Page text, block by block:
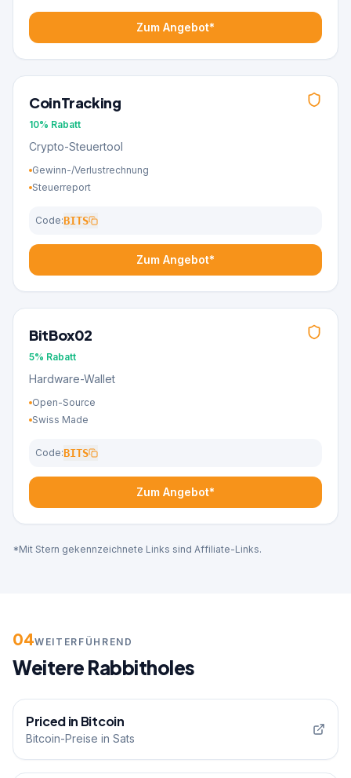
Zum Angebot*
CoinTracking
10% Rabatt
Crypto-Steuertool
Gewinn-/Verlustrechnung
Steuerreport
Code:BITS
Zum Angebot*
BitBox02
5% Rabatt
Hardware-Wallet
Open-Source
Swiss Made
Code:BITS
Zum Angebot*
*Mit Stern gekennzeichnete Links sind Affiliate-Links.
04WEITERFÜHREND
Weitere Rabbitholes
Priced in Bitcoin
Bitcoin-Preise in Sats